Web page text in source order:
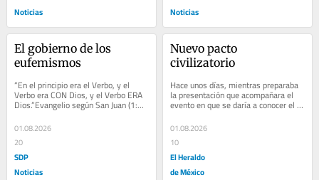
Noticias
Noticias
El gobierno de los
eufemismos
“En el principio era el Verbo, y el
Verbo era CON Dios, y el Verbo ERA
Dios.”Evangelio según San Juan (1:1)
“En el principio era el Verbo, y el...
01.08.2026
20
SDP
Noticias
Nuevo pacto
civilizatorio
Hace unos días, mientras preparaba
la presentación que acompañara el
evento en que se daría a conocer el
más reciente libro de Agustín
Basave,...
01.08.2026
10
El Heraldo
de México